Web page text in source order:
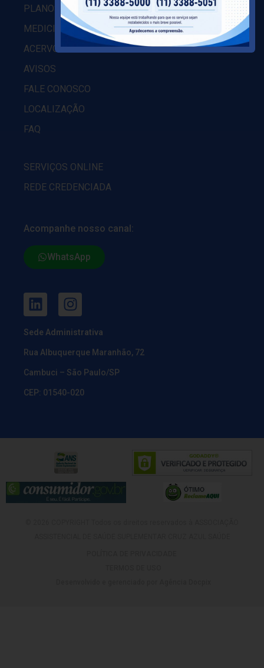
PLANOS
MEDICINA PREVENTIVA
ACERVO
AVISOS
FALE CONOSCO
LOCALIZAÇÃO
FAQ
SERVIÇOS ONLINE
REDE CREDENCIADA
Acompanhe nosso canal:
WhatsApp
Sede Administrativa
Rua Albuquerque Maranhão, 72
Cambuci – São Paulo/SP
CEP: 01540-020